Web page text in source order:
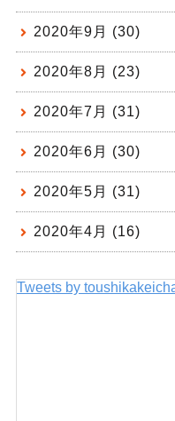
2020年9月 (30)
2020年8月 (23)
2020年7月 (31)
2020年6月 (30)
2020年5月 (31)
2020年4月 (16)
Tweets by